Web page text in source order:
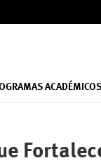
ACADÉMICOS